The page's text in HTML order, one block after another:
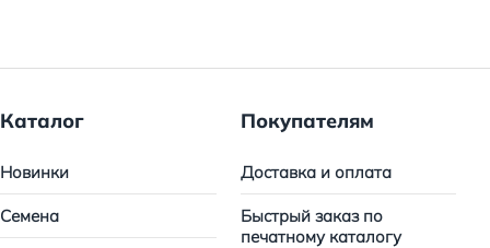
Каталог
Новинки
Семена
Покупателям
Доставка и оплата
Быстрый заказ по
печатному каталогу